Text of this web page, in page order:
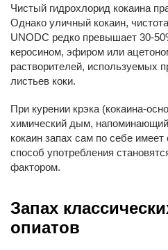
Чистый гидрохлорид кокаина
Однако уличный кокаин,
UNODC редко превышает 30-
керосином, эфиром или
растворителей, используемых
листьев коки.
При курении крэка (кокаина-
химический дым,
кокаин запах сам по себе
способ употребления
фактором.
Запах
опиатов